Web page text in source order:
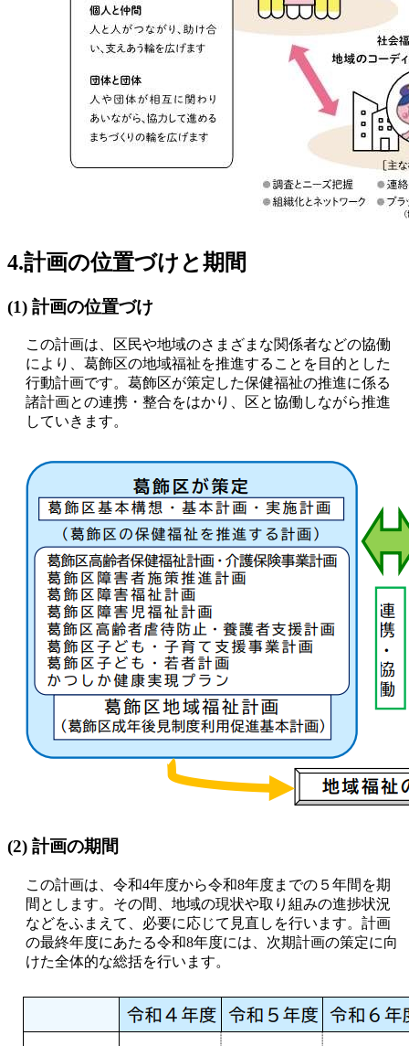
4.計画の位置づけと期間
(1) 計画の位置づけ
この計画は、区民や地域のさまざまな関係者などの協働
により、葛飾区の地域福祉を推進することを目的とした
行動計画です。葛飾区が策定した保健福祉の推進に係る
諸計画との連携・整合をはかり、区と協働しながら推進
していきます。
(2) 計画の期間
この計画は、令和4年度から令和8年度までの５年間を期
間とします。その間、地域の現状や取り組みの進捗状況
などをふまえて、必要に応じて見直しを行います。計画
の最終年度にあたる令和8年度には、次期計画の策定に向
けた全体的な総括を行います。